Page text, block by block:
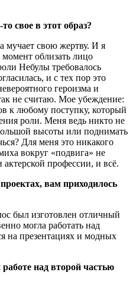
свое в этот образ?
мучает свою жертву. И я
облизать лицо
Небулы требовалось
и с тех пор это
героизма и
не считаю. Мое убеждение:
к любому поступку, который
роли. Меня ведь никто не
высоты или поднимать
Для меня это никакого
вокруг «подвига» не
профессии, и всё.
вам приходилось
был изготовлен отличный
могла работать над
на презентациях и модных
над второй частью